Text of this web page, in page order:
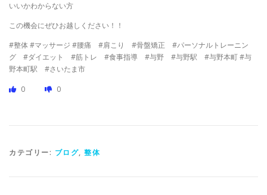
いいかわからない方
この機会にぜひお越しください！！
#整体 #マッサージ #腰痛 #肩こり #骨盤矯正 #パーソナルトレーニン
グ #ダイエット #筋トレ #食事指導 #与野 #与野駅 #与野本町 #与
野本町駅 #さいたま市
0
0
カテゴリー: ブログ, 整体